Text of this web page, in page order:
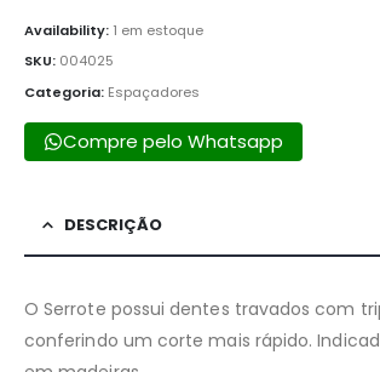
Availability: 1 em estoque
SKU: 004025
Categoria: Espaçadores
Compre pelo Whatsapp
DESCRIÇÃO
O Serrote possui dentes travados com
conferindo um corte mais rápido.